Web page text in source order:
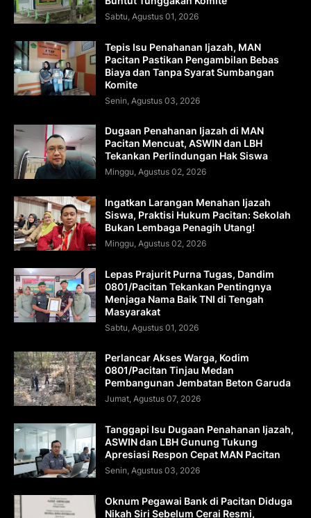
Sabtu, Agustus 01, 2026
Tepis Isu Penahanan Ijazah, MAN
Pacitan Pastikan Pengambilan Bebas
Biaya dan Tanpa Syarat Sumbangan
Komite
Senin, Agustus 03, 2026
Dugaan Penahanan Ijazah di MAN
Pacitan Mencuat, ASWIN dan LBH
Tekankan Perlindungan Hak Siswa
Minggu, Agustus 02, 2026
Ingatkan Larangan Menahan Ijazah
Siswa, Praktisi Hukum Pacitan: Sekolah
Bukan Lembaga Penagih Utang!
Minggu, Agustus 02, 2026
Lepas Prajurit Purna Tugas, Dandim
0801/Pacitan Tekankan Pentingnya
Menjaga Nama Baik TNI di Tengah
Masyarakat
Sabtu, Agustus 01, 2026
Perlancar Akses Warga, Kodim
0801/Pacitan Tinjau Medan
Pembangunan Jembatan Beton Garuda
Jumat, Agustus 07, 2026
Tanggapi Isu Dugaan Penahanan Ijazah,
ASWIN dan LBH Gunung Tukung
Apresiasi Respon Cepat MAN Pacitan
Senin, Agustus 03, 2026
Oknum Pegawai Bank di Pacitan Diduga
Nikah Siri Sebelum Cerai Resmi,